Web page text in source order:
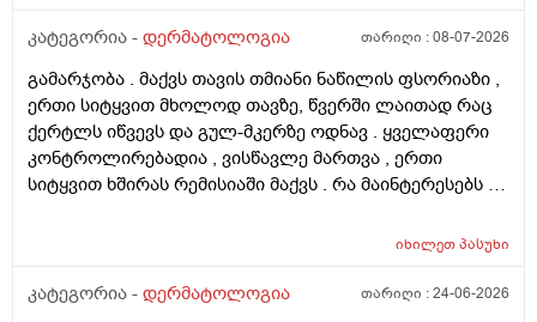
შუბლის ხაზიც გადაწეულია უკვე აშკარად . ჩემი
ჩამატება და გახშირება , თუ არის მიზანშეწონილი და
გამართლებილი სკალპის ფსორიაზის დროს ? არ
მინდა რომ ამ პროცედურებმა კიდევ უფრო
გამიღიანოს . თუ გააგრძელებს იმავე ფორმით
არსებობას თანახმა ვარ ერთი სიტყით . მოკლედ
ფსორიაზის დროს და არის თუ არა პრაქტიკაში ვინც
გაღიზიანებულა კიდე უფრო . მადლონა წინასწარ !
კატეგორია - დერმატოლოგია თარიღი :08-07-2026
გამარჯობა . მაქვს თავის თმიანი ნაწილის ფსორიაზი ,
ერთი სიტყვით მხოლოდ თავზე, წვერში ლაითად რაც
ქერტლს იწვევს და გულ-მკერზე ოდნავ . ყველაფერი
კონტროლირებადია , ვისწავლე მართვა , ერთი
სიტყვით ხშირას რემისიაში მაქვს . რა მაინტერესებს -
კისერი , ყელი , მუცელი , საჯდომი , ხელი , ფეხი და ა.შ
და ყელზე და დაახლოებით 2 წელია გავწყვიტე ,
იხილეთპასუხი
კატეგორია - დერმატოლოგია თარიღი :24-06-2026